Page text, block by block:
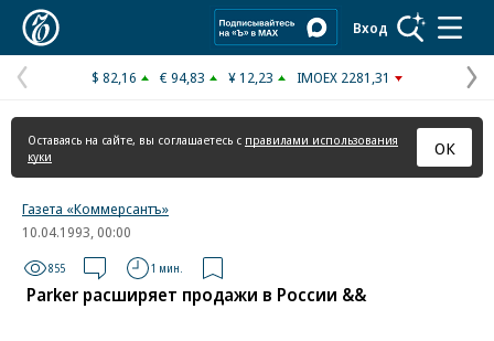
Вход
Предыдущая
страница
$ 82,16 € 94,83 ¥ 12,23 IMOEX 2281,31
Оставаясь на сайте, вы соглашаетесь с правилами использования
куки
ОК
Газета «Коммерсантъ»
10.04.1993, 00:00
855 1 мин.
Parker расширяет продажи в России &&